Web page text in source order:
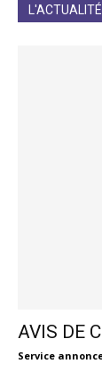
L'ACTUALITÉ
AVIS DE
Service